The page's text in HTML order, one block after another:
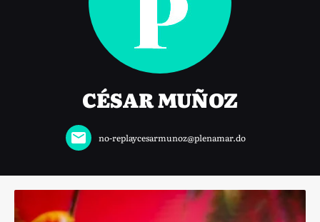
CÉSAR MUÑOZ
no-replaycesarmunoz@plenamar.do